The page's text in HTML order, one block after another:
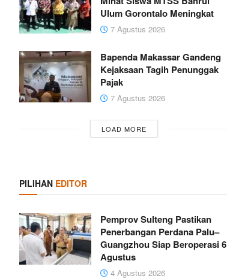
Ulum Gorontalo Meningkat
7 Agustus 2026
Bapenda Makassar Gandeng
Kejaksaan Tagih Penunggak
Pajak
7 Agustus 2026
LOAD MORE
PILIHAN EDITOR
Pemprov Sulteng Pastikan
Penerbangan Perdana Palu–
Guangzhou Siap Beroperasi 6
Agustus
4 Agustus 2026